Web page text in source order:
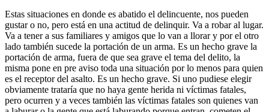
Estas situaciones en donde es abatido el delincuente, nos pueden
gustar o no, pero está en una actitud de delinquir. Va a robar al lugar.
Va a tener a sus familiares y amigos que lo van a llorar y por el otro
lado también sucede la portación de un arma. Es un hecho grave la
portación de arma, fuera de que sea grave el tema del delito, la
misma pone en pre aviso toda una situación por lo menos para quien
es el receptor del asalto. Es un hecho grave. Si uno pudiese elegir
obviamente trataría que no haya gente herida ni víctimas fatales,
pero ocurren y a veces también las víctimas fatales son quienes van